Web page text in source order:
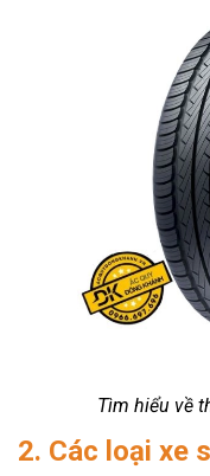
Tìm hiểu về
2. Các loại xe